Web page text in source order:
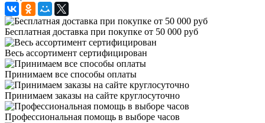
Бесплатная доставка при покупке от 50 000 руб
Весь ассортимент сертифицирован
Принимаем все способы оплаты
Принимаем заказы на сайте круглосуточно
Профессиональная помощь в выборе часов